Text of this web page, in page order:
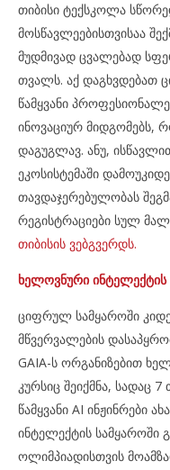
თიბისი ტექსკოლა
მოსწავლეებისთვისაა
მუდმივად ცვალებად
თვალს. აქ დაგხვდებათ
წამყვანი
ინოვაციურ მიდგომებს,
დაგუგლავ. ანუ,
ეკოსისტემაში
თავდაჯერებულობას
რეგისტრაციები სულ
თიბისის ვებგვერდს.
ხელოვნური
ციფრულ სამყაროში
მწვერვალების
GAIA-ს ორგანიზებით
კურსიც შეიქმნა, სადაც 7
წამყვანი AI ინჟინრები
ინტელექტის სამყაროში
ოლიმპიადისთვის